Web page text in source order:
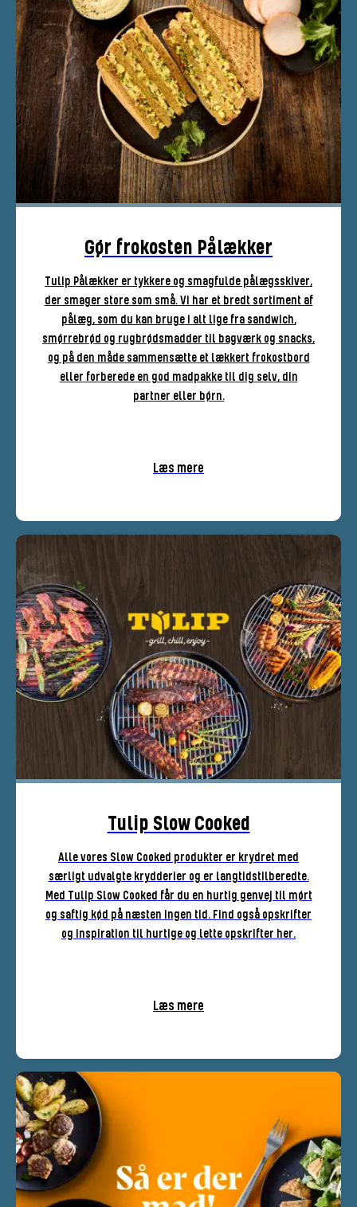
Gør frokosten Pålækker
Tulip Pålækker er tykkere og smagfulde pålægsskiver,
der smager store som små. Vi har et bredt sortiment af
pålæg, som du kan bruge i alt lige fra sandwich,
smørrebrød og rugbrødsmadder til bagværk og snacks,
og på den måde sammensætte et lækkert frokostbord
eller forberede en god madpakke til dig selv, din
partner eller børn.
Læs mere
Tulip Slow Cooked
Alle vores Slow Cooked produkter er krydret med
særligt udvalgte krydderier og er langtidstilberedte.
Med Tulip Slow Cooked får du en hurtig genvej til mørt
og saftig kød på næsten ingen tid. Find også opskrifter
og inspiration til hurtige og lette opskrifter her.
Læs mere